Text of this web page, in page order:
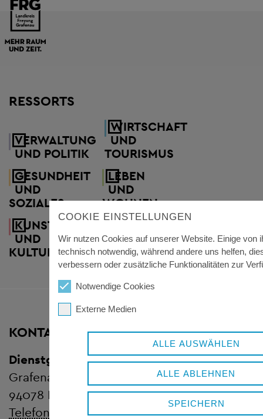
RESSORTS
VERWALTUNG
UND POLITIK
WIRTSCHAFT
UND
TOURISMUS
GESUNDHEIT
UND
SOZIALES
LEBEN
UND
WOHNEN
KUNST
UND
KULTUR
KONTAKT
Dienstgebäude Königsfeld
Grafenauer Straße 44
94078 Freyung
Telefon:
+ 49 8551 57-0
COOKIE EINSTELLUNGEN
Wir nutzen Cookies auf unserer Website. Einige von
technisch notwendig, während andere uns helfen,
verbessern oder zusätzliche Funktionalitäten zur
Notwendige Cookies
Externe Medien
ALLE AUSWÄHLEN
ALLE ABLEHNEN
SPEICHERN